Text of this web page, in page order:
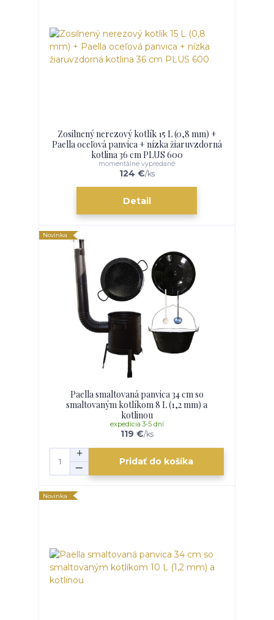
Zosilnený nerezový kotlík 15 L (0,8 mm) +
Paella oceľová panvica + nízka žiaruvzdorná
kotlina 36 cm PLUS 600
124 €/ks
momentálne vypredané
Detail
Novinka
Paella smaltovaná panvica 34 cm so
smaltovaným kotlíkom 8 L (1,2 mm) a
kotlinou
119 €/ks
expedícia 3-5 dní
Pridať do košíka
Novinka